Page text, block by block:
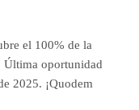
el 100% de la
Última oportunidad
2025. ¡Quodem